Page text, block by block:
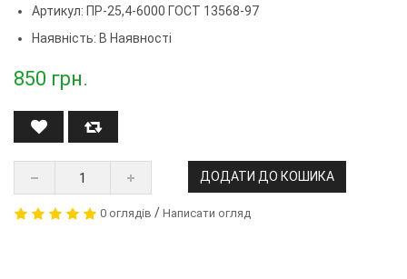
Артикул: ПР-25,4-6000 ГОСТ 13568-97
Наявність: В Наявності
850 грн.
ДОДАТИ ДО КОШИКА
0 оглядів / Написати огляд